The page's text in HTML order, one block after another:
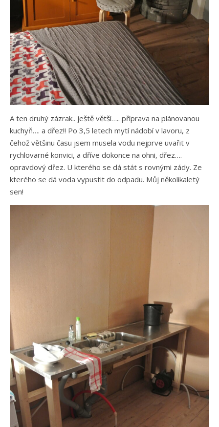
A ten druhý zázrak.. ještě větší….. příprava na plánovanou
kuchyň…. a dřez!! Po 3,5 letech mytí nádobí v lavoru, z
čehož většinu času jsem musela vodu nejprve uvařit v
rychlovarné konvici, a dříve dokonce na ohni, dřez….
opravdový dřez. U kterého se dá stát s rovnými zády. Ze
kterého se dá voda vypustit do odpadu. Můj několikaletý
sen!